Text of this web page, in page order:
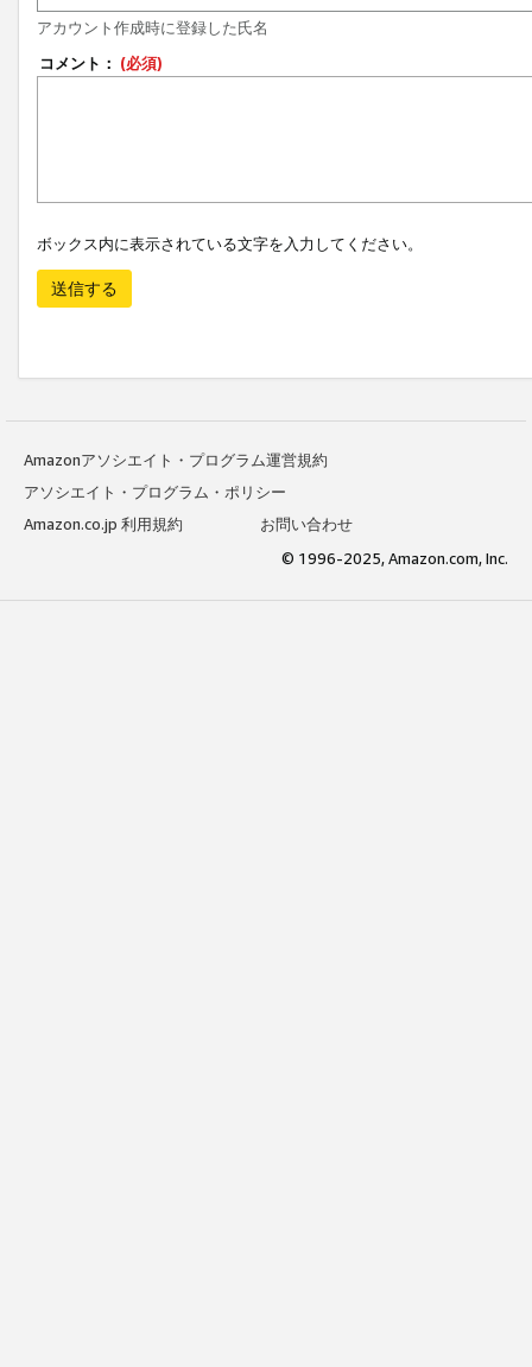
アカウント作成時に登録した氏名
コメント： (必須)
ボックス内に表示されている文字を入力してください。
送信する
Amazonアソシエイト・プログラム運営規約
アソシエイト・プログラム・ポリシー
Amazon.co.jp 利用規約
お問い合わせ
© 1996-2025, Amazon.com, Inc.